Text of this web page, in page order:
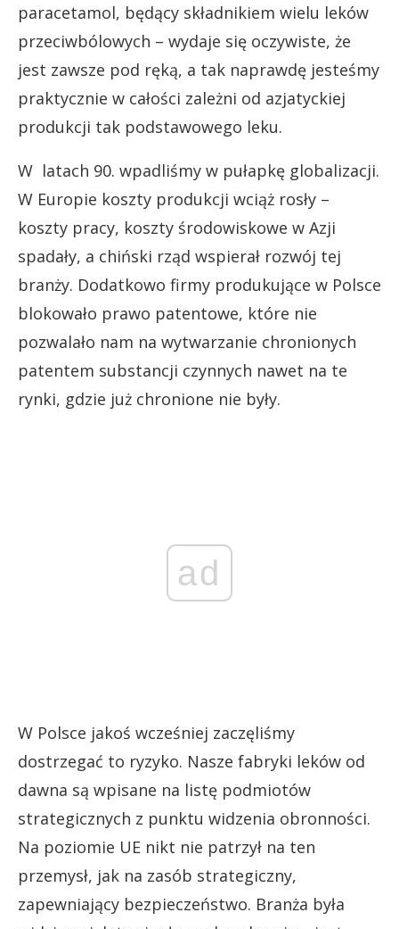
paracetamol, będący składnikiem wielu leków
przeciwbólowych – wydaje się oczywiste, że
jest zawsze pod ręką, a tak naprawdę jesteśmy
praktycznie w całości zależni od azjatyckiej
produkcji tak podstawowego leku.
W latach 90. wpadliśmy w pułapkę globalizacji.
W Europie koszty produkcji wciąż rosły –
koszty pracy, koszty środowiskowe w Azji
spadały, a chiński rząd wspierał rozwój tej
branży. Dodatkowo firmy produkujące w Polsce
blokowało prawo patentowe, które nie
pozwalało nam na wytwarzanie chronionych
patentem substancji czynnych nawet na te
rynki, gdzie już chronione nie były.
ad
W Polsce jakoś wcześniej zaczęliśmy
dostrzegać to ryzyko. Nasze fabryki leków od
dawna są wpisane na listę podmiotów
strategicznych z punktu widzenia obronności.
Na poziomie UE nikt nie patrzył na ten
przemysł, jak na zasób strategiczny,
zapewniający bezpieczeństwo. Branża była